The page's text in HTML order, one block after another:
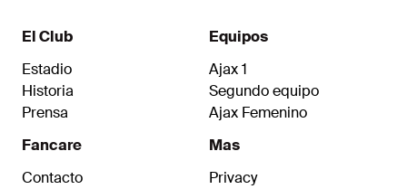
El Club
Estadio
Historia
Prensa
Fancare
Contacto
Equipos
Ajax 1
Segundo equipo
Ajax Femenino
Mas
Privacy